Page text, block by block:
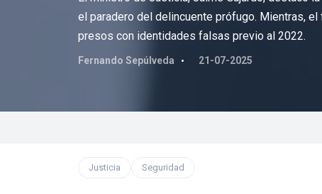
el paradero del delincuente prófugo. Mientras,
presos con identidades falsas previo al 2022.
Fernando Sepúlveda 21-07-2025
Justicia Seguridad